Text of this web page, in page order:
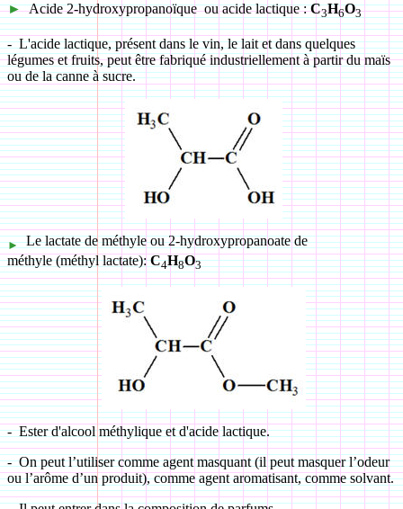
► Acide 2-hydroxypropanoïque ou acide lactique :C3H6O3
- L'acide lactique, présent dans le vin, le lait et dans quelques
légumes et fruits, peut être fabriqué industriellement à partir du maïs
ou de la canne à sucre.
► Le lactate de méthyle ou 2-hydroxypropanoate de
méthyle (méthyl lactate):C4H8O3
- Ester d'alcool méthylique et d'acide lactique.
-On peut l’utiliser comme agent masquant (il peut masquer l’odeur
ou l’arôme d’un produit), comme agent aromatisant, comme solvant.